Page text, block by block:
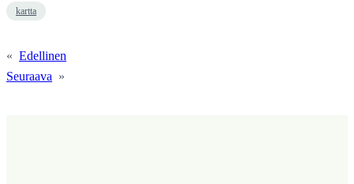
kartta
« Edellinen
Seuraava »